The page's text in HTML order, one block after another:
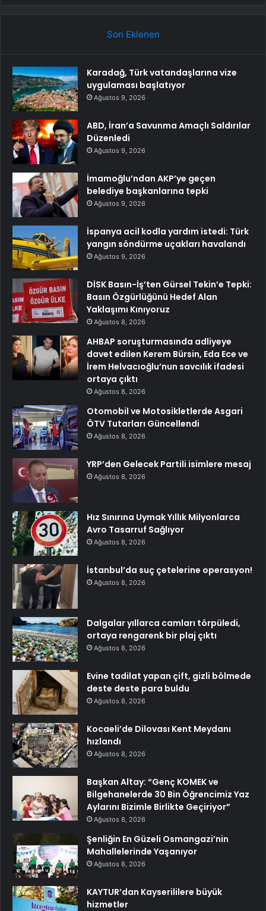
Son Eklenen
Karadağ, Türk vatandaşlarına vize
uygulaması başlatıyor
Ağustos 9, 2026
ABD, İran’a Savunma Amaçlı Saldırılar
Düzenledi
Ağustos 9, 2026
İmamoğlu’ndan AKP’ye geçen
belediye başkanlarına tepki
Ağustos 9, 2026
İspanya acil kodla yardım istedi: Türk
yangın söndürme uçakları havalandı
Ağustos 9, 2026
DİSK Basın-İş’ten Gürsel Tekin’e Tepki:
Basın Özgürlüğünü Hedef Alan
Yaklaşımı Kınıyoruz
Ağustos 8, 2026
AHBAP soruşturmasında adliyeye
davet edilen Kerem Bürsin, Eda Ece ve
İrem Helvacıoğlu’nun savcılık ifadesi
ortaya çıktı
Ağustos 8, 2026
Otomobil ve Motosikletlerde Asgari
ÖTV Tutarları Güncellendi
Ağustos 8, 2026
YRP’den Gelecek Partili isimlere mesaj
Ağustos 8, 2026
Hız Sınırına Uymak Yıllık Milyonlarca
Avro Tasarruf Sağlıyor
Ağustos 8, 2026
İstanbul’da suç çetelerine operasyon!
Ağustos 8, 2026
Dalgalar yıllarca camları törpüledi,
ortaya rengarenk bir plaj çıktı
Ağustos 8, 2026
Evine tadilat yapan çift, gizli bölmede
deste deste para buldu
Ağustos 8, 2026
Kocaeli’de Dilovası Kent Meydanı
hızlandı
Ağustos 8, 2026
Başkan Altay: “Genç KOMEK ve
Bilgehanelerde 30 Bin Öğrencimiz Yaz
Aylarını Bizimle Birlikte Geçiriyor”
Ağustos 8, 2026
Şenliğin En Güzeli Osmangazi’nin
Mahallelerinde Yaşanıyor
Ağustos 8, 2026
KAYTUR’dan Kayserililere büyük
hizmetler